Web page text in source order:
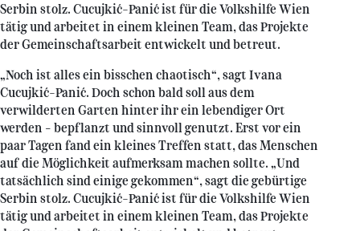
Serbin stolz. Cucujkić-Panić ist für die Volkshilfe Wien
tätig und arbeitet in einem kleinen Team, das Projekte
der Gemeinschaftsarbeit entwickelt und betreut.
„Noch ist alles ein bisschen chaotisch“, sagt Ivana
Cucujkić-Panić. Doch schon bald soll aus dem
verwilderten Garten hinter ihr ein lebendiger Ort
werden – bepflanzt und sinnvoll genutzt. Erst vor ein
paar Tagen fand ein kleines Treffen statt, das Menschen
auf die Möglichkeit aufmerksam machen sollte. „Und
tatsächlich sind einige gekommen“, sagt die gebürtige
Serbin stolz. Cucujkić-Panić ist für die Volkshilfe Wien
tätig und arbeitet in einem kleinen Team, das Projekte